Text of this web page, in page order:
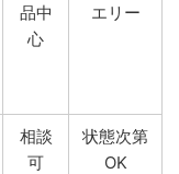
品中
心
エリー
相談
可
状態次第
OK